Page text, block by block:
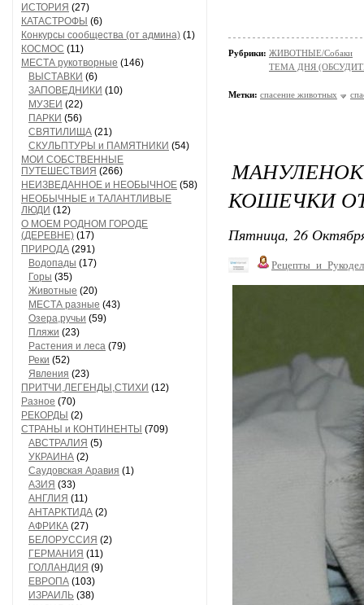
ИСТОРИЯ (27)
КАТАСТРОФЫ (6)
Конкурсы сообщества (от админа) (1)
КОСМОС (11)
МЕСТА рукотворные (146)
ВЫСТАВКИ (6)
ЗАПОВЕДНИКИ (10)
МУЗЕИ (22)
ПАРКИ (56)
СВЯТИЛИЩА (21)
СКУЛЬПТУРЫ и ПАМЯТНИКИ (54)
МОИ СОБСТВЕННЫЕ
ПУТЕШЕСТВИЯ (266)
НЕИЗВЕДАННОЕ и НЕОБЫЧНОЕ (58)
НЕОБЫЧНЫЕ и ТАЛАНТЛИВЫЕ
ЛЮДИ (12)
О МОЕМ РОДНОМ ГОРОДЕ
(ДЕРЕВНЕ) (17)
ПРИРОДА (291)
Водопады (17)
Горы (35)
Животные (20)
МЕСТА разные (43)
Озера,ручьи (59)
Пляжи (23)
Растения и леса (79)
Реки (52)
Явления (23)
ПРИТЧИ,ЛЕГЕНДЫ,СТИХИ (12)
Разное (70)
РЕКОРДЫ (2)
СТРАНЫ и КОНТИНЕНТЫ (709)
АВСТРАЛИЯ (5)
УКРАИНА (2)
Саудовская Аравия (1)
АЗИЯ (33)
АНГЛИЯ (11)
АНТАРКТИДА (2)
АФРИКА (27)
БЕЛОРУССИЯ (2)
ГЕРМАНИЯ (11)
ГОЛЛАНДИЯ (9)
ЕВРОПА (103)
ИЗРАИЛЬ (38)
Рубрики: ЖИВОТНЫЕ/Собаки
ТЕМА ДНЯ
Метки: спасение животных
КОШЕЧКИ
Пятница, 26